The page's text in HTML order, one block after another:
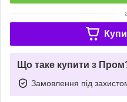
Що таке купити з
Замовлення під